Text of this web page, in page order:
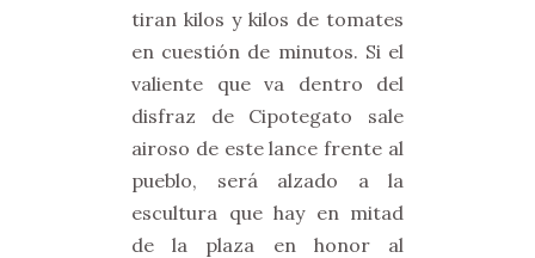
tiran kilos y kilos de tomates
en cuestión de minutos. Si el
valiente que va dentro del
disfraz de Cipotegato sale
airoso de este lance frente al
pueblo, será alzado a la
escultura que hay en mitad
de la plaza en honor al